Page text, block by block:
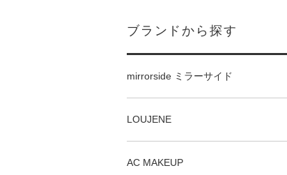
ブランドから探す
mirrorside ミラーサイド
LOUJENE
AC MAKEUP